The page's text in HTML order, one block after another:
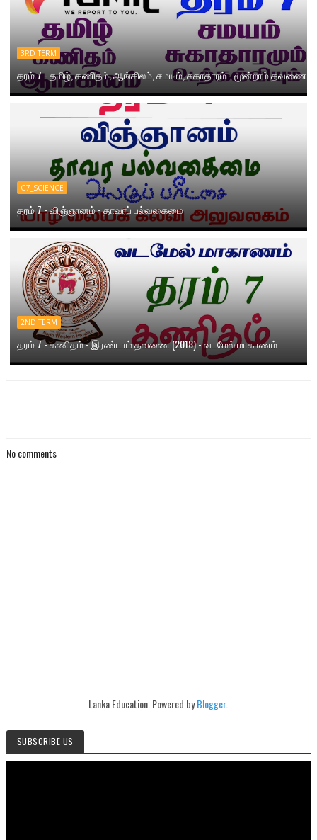
3RD TERM
தரம் 7 - தமிழ், கணிதம், ஆங்கிலம், சமயம், சுகாதாரம் - மூன்றாம் தவணை
G7_SCIENCE
தரம் 7 - விஞ்ஞானம் - தாவரப் பல்வகைமை
2ND TERM
தரம் 7 - கணிதம் - இரண்டாம் தவணை (2018) - வடமேல் மாகாணம்
No comments
Lanka Education. Powered byBlogger.
SUBSCRIBE US